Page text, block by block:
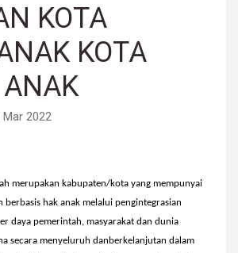
KOTA
KOTA
ANAK
Mar 2022
merupakan kabupaten/kota yang mempunyai
berbasis hak anak melalui pengintegrasian
daya pemerintah, masyarakat dan dunia
secara menyeluruh danberkelanjutan dalam